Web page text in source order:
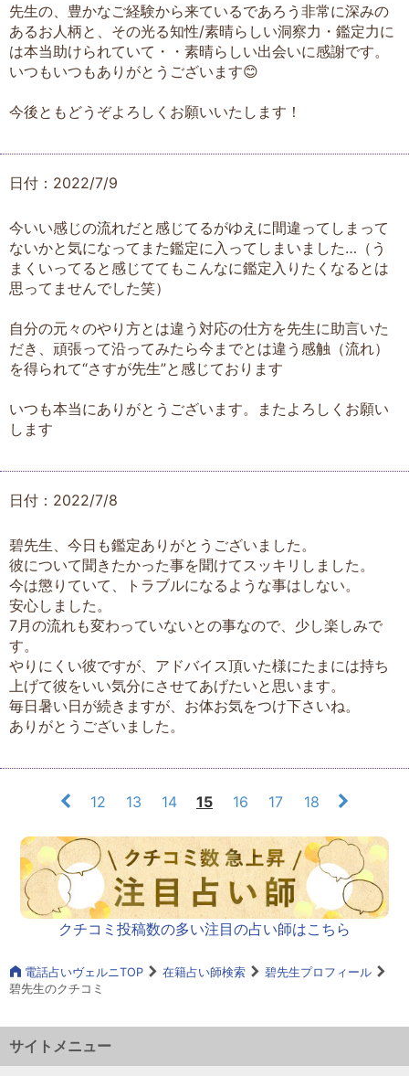
先生の、豊かなご経験から来ているであろう非常に深みの
あるお人柄と、その光る知性/素晴らしい洞察力・鑑定力に
は本当助けられていて・・素晴らしい出会いに感謝です。
いつもいつもありがとうございます😊
今後ともどうぞよろしくお願いいたします！
日付：2022/7/9
今いい感じの流れだと感じてるがゆえに間違ってしまって
ないかと気になってまた鑑定に入ってしまいました…（う
まくいってると感じててもこんなに鑑定入りたくなるとは
思ってませんでした笑）
自分の元々のやり方とは違う対応の仕方を先生に助言いた
だき、頑張って沿ってみたら今までとは違う感触（流れ）
を得られて“さすが先生”と感じております
いつも本当にありがとうございます。またよろしくお願い
します
日付：2022/7/8
碧先生、今日も鑑定ありがとうございました。
彼について聞きたかった事を聞けてスッキリしました。
今は懲りていて、トラブルになるような事はしない。
安心しました。
7月の流れも変わっていないとの事なので、少し楽しみで
す。
やりにくい彼ですが、アドバイス頂いた様にたまには持ち
上げて彼をいい気分にさせてあげたいと思います。
毎日暑い日が続きますが、お体お気をつけ下さいね。
ありがとうございました。
12 13 14 15 16 17 18
クチコミ投稿数の多い注目の占い師はこちら
電話占いヴェルニTOP 在籍占い師検索
碧先生プロフィール
碧先生のクチコミ
サイトメニュー